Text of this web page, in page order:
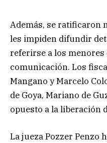
Además, se ratificaron
les impiden difundir
referirse a los menores
comunicación. Los
Mangano y Marcelo
de Goya, Mariano de
opuesto a la liberación
La jueza Pozzer Penzo